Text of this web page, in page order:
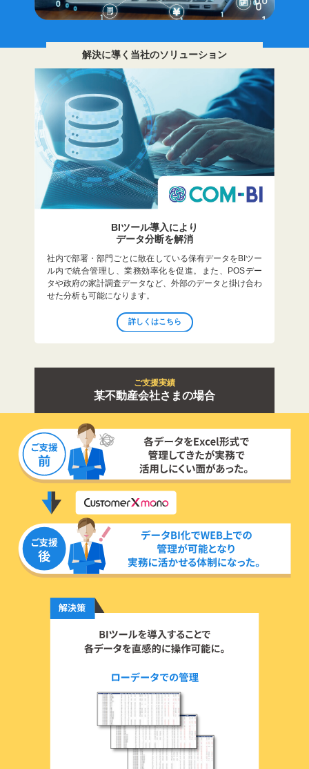
解決に導く当社のソリューション
BIツール導入により
データ分断を解消
社内で部署・部門ごとに散在している保有データをBIツー
ル内で統合管理し、業務効率化を促進。また、POSデー
タや政府の家計調査データなど、外部のデータと掛け合わ
せた分析も可能になります。
詳しくはこちら
ご支援実績
某不動産会社さまの場合